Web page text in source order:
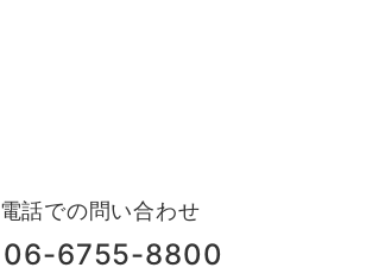
電話での問い合わせ
06-6755-8800